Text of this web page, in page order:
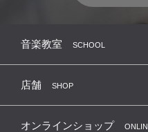
音楽教室 SCHOOL
店舗 SHOP
オンラインショップ